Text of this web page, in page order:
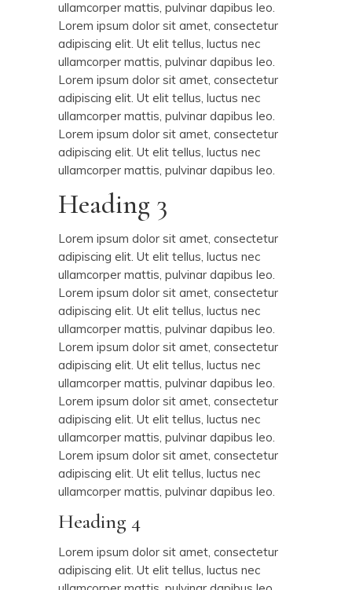
ullamcorper mattis, pulvinar dapibus leo.
Lorem ipsum dolor sit amet, consectetur
adipiscing elit. Ut elit tellus, luctus nec
ullamcorper mattis, pulvinar dapibus leo.
Lorem ipsum dolor sit amet, consectetur
adipiscing elit. Ut elit tellus, luctus nec
ullamcorper mattis, pulvinar dapibus leo.
Lorem ipsum dolor sit amet, consectetur
adipiscing elit. Ut elit tellus, luctus nec
ullamcorper mattis, pulvinar dapibus leo.
Heading 3
Lorem ipsum dolor sit amet, consectetur
adipiscing elit. Ut elit tellus, luctus nec
ullamcorper mattis, pulvinar dapibus leo.
Lorem ipsum dolor sit amet, consectetur
adipiscing elit. Ut elit tellus, luctus nec
ullamcorper mattis, pulvinar dapibus leo.
Lorem ipsum dolor sit amet, consectetur
adipiscing elit. Ut elit tellus, luctus nec
ullamcorper mattis, pulvinar dapibus leo.
Lorem ipsum dolor sit amet, consectetur
adipiscing elit. Ut elit tellus, luctus nec
ullamcorper mattis, pulvinar dapibus leo.
Lorem ipsum dolor sit amet, consectetur
adipiscing elit. Ut elit tellus, luctus nec
ullamcorper mattis, pulvinar dapibus leo.
Heading 4
Lorem ipsum dolor sit amet, consectetur
adipiscing elit. Ut elit tellus, luctus nec